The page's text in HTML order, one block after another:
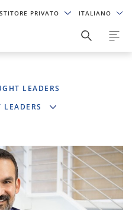
PRIVATO ITALIANO
LEADERS
LEADERS